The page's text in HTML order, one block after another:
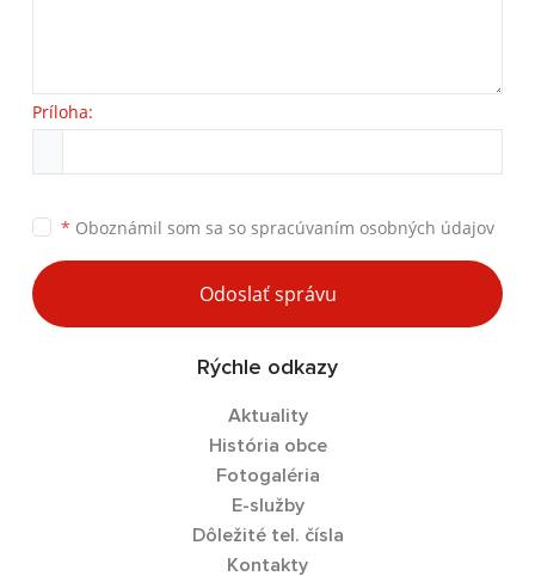
Príloha:
* Oboznámil som sa so spracúvaním osobných údajov
Odoslať správu
Rýchle odkazy
Aktuality
História obce
Fotogaléria
E-služby
Dôležité tel. čísla
Kontakty